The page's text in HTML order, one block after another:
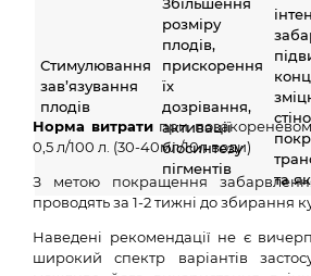
Стимулювання
зав’язування
плодів
розміру
плодів,
прискорення
їх
дозрівання,
активації
біосинтезу
пігментів
та
Норма витрати при
0,5 л/100 л. (30-40мл/10л води)
З метою покращення
проводять за 1-2 тижні до збирання
Наведені рекомендації не є
широкий спектр варіантів